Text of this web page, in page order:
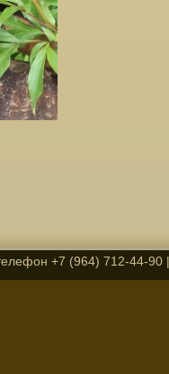
+7 (964) 712-44-90